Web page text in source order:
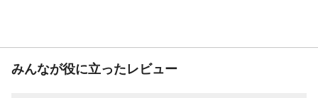
みんなが役に立ったレビュー